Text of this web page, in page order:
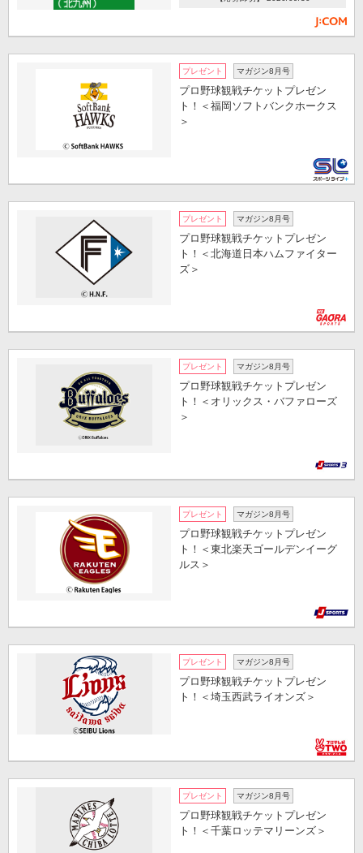
プレゼント マガジン8月号
プロ野球観戦チケットプレゼン
ト！＜福岡ソフトバンクホークス
＞
プレゼント マガジン8月号
プロ野球観戦チケットプレゼン
ト！＜北海道日本ハムファイター
ズ＞
プレゼント マガジン8月号
プロ野球観戦チケットプレゼン
ト！＜オリックス・バファローズ
＞
プレゼント マガジン8月号
プロ野球観戦チケットプレゼン
ト！＜東北楽天ゴールデンイーグ
ルス＞
プレゼント マガジン8月号
プロ野球観戦チケットプレゼン
ト！＜埼玉西武ライオンズ＞
プレゼント マガジン8月号
プロ野球観戦チケットプレゼン
ト！＜千葉ロッテマリーンズ＞